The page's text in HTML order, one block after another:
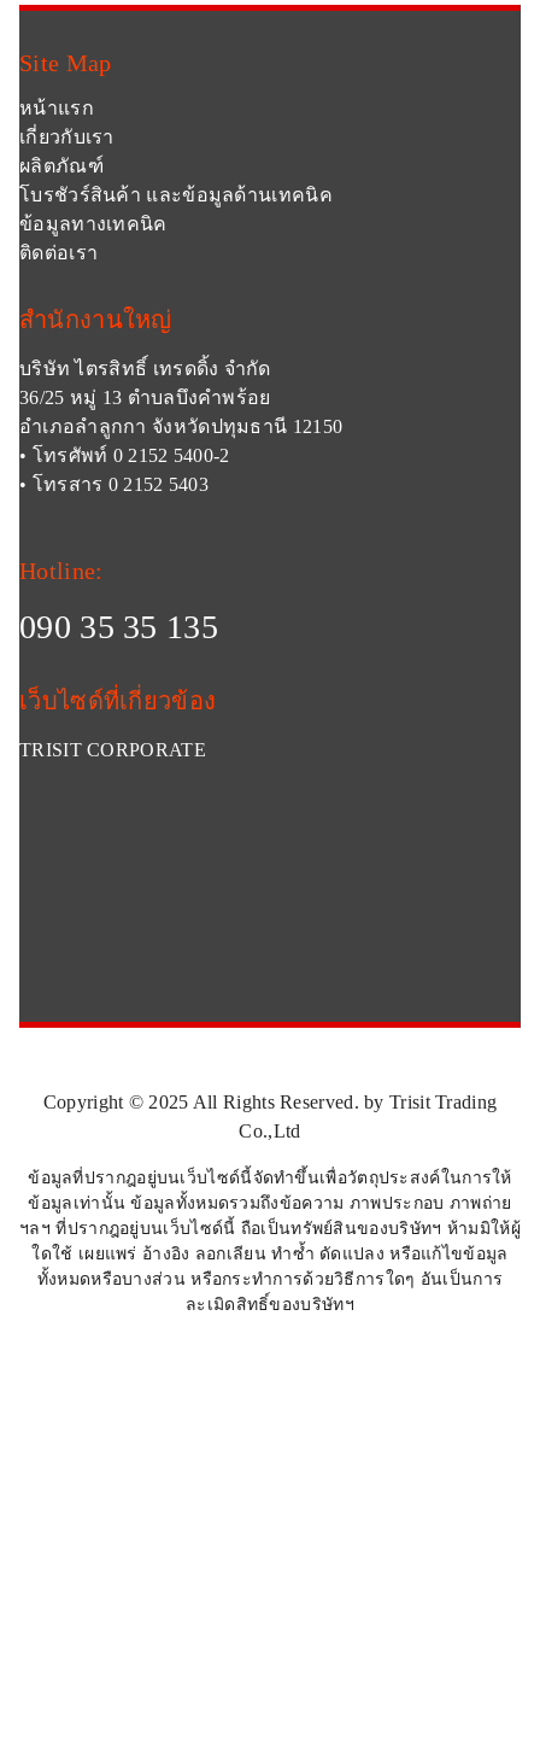
Site Map
หน้าแรก
เกี่ยวกับเรา
ผลิตภัณฑ์
โบรชัวร์สินค้า และข้อมูลด้านเทคนิค
ข้อมูลทางเทคนิค
ติดต่อเรา
สำนักงานใหญ่
บริษัท ไตรสิทธิ์ เทรดดิ้ง จำกัด
36/25 หมู่ 13 ตำบลบึงคำพร้อย
อำเภอลำลูกกา จังหวัดปทุมธานี 12150
• โทรศัพท์ 0 2152 5400-2
• โทรสาร 0 2152 5403
Hotline:
090 35 35 135
เว็บไซด์ที่เกี่ยวข้อง
TRISIT CORPORATE
Copyright © 2025 All Rights Reserved. by Trisit Trading
Co.,Ltd
ข้อมูลที่ปรากฎอยู่บนเว็บไซด์นี้จัดทำขึ้นเพื่อวัตถุประสงค์ในการให้
ข้อมูลเท่านั้น ข้อมูลทั้งหมดรวมถึงข้อความ ภาพประกอบ ภาพถ่าย
ฯลฯ ที่ปรากฎอยู่บนเว็บไซด์นี้ ถือเป็นทรัพย์สินของบริษัทฯ ห้ามมิให้ผู้
ใดใช้ เผยแพร่ อ้างอิง ลอกเลียน ทำซ้ำ ดัดแปลง หรือแก้ไขข้อมูล
ทั้งหมดหรือบางส่วน หรือกระทำการด้วยวิธีการใดๆ อันเป็นการ
ละเมิดสิทธิ์ของบริษัทฯ